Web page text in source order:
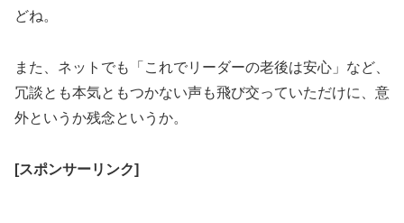
どね。
また、ネットでも「これでリーダーの老後は安心」など、
冗談とも本気ともつかない声も飛び交っていただけに、意
外というか残念というか。
[スポンサーリンク]